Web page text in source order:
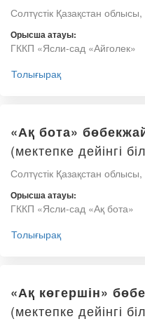
Солтүстік Қазақстан облысы,
Орысша атауы:
ГККП «Ясли-сад «Айголек»
Толығырақ
«Ақ бота»
(мектепке дейінгі
Солтүстік Қазақстан облысы,
Орысша атауы:
ГККП «Ясли-сад «Ақ бота»
Толығырақ
«Ақ көгершін»
(мектепке дейінгі